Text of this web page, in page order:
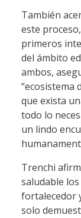
También
este
primeros
del ámbito
ambos,
“ecosistema
que exista
todo lo
un lindo
Trenchi
saludable
fortalecedor
solo